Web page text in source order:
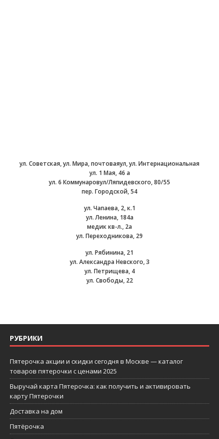
ул. Советская, ул. Мира, почтоваяул, ул. Интернациональная
ул. 1 Мая, 46 а
ул. 6 Коммунаровул/Ляпидевского, 80/55
пер. Городской, 54
ул. Чапаева, 2, к.1
ул. Ленина, 184а
медик кв-л., 2а
ул. Переходникова, 29
ул. Рябинина, 21
ул. Александра Невского, 3
ул. Петрищева, 4
ул. Свободы, 22
РУБРИКИ
Пятерочка акции и скидки сегодня в Москве — каталог
товаров пятерочки с ценами 2025
Выручай карта Пятерочка: как получить и активировать
карту Пятерочки
Доставка на дом
Пятёрочка